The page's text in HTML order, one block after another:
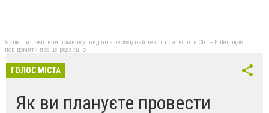
Якщо ви помітили помилку, виділіть необхідний текст і натисніть Ctrl + Enter, щоб
повідомити про це редакцію
ГОЛОС МІСТА
Як ви плануєте провести